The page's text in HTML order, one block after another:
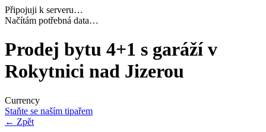
Připojuji k serveru…
Dokončuji inicializaci…
Prodej bytu 4+1 s garáží v
Rokytnici nad Jizerou
Currency
Staňte se naším tipařem
← Zpět